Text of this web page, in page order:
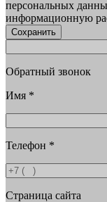
персональных
информационную
Сохранить
Обратный звонок
Имя *
Телефон *
Страница сайта